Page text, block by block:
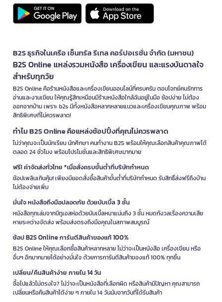
B2S ธุรกิจในเครือ เซ็นทรัล รีเทล คอร์ปอเรชั่น จำกัด (มหาชน)
B2S Online แหล่งรวมหนังสือ เครื่องเขียน และแรงบันดาลใจ
สำหรับทุกวัย
B2S Online คือร้านหนังสือและเครื่องเขียนออนไลน์ที่ครบครัน ตอบโจทย์คนรักการ
อ่านและงานเขียน ให้คุณรู้สึกเหมือนมีร้านหนังสือใกล้ฉันอยู่ในมือ ช้อปง่าย ไม่ต้อง
ออกจากบ้าน เพราะ b2s มีทั้งหนังสือหลากหลายแนวและเครื่องเขียนคุณภาพ พร้อม
สิทธิพิเศษที่ไม่ควรพลาด!
ทำไม B2S Online คือแหล่งช้อปปิ้งที่คุณไม่ควรพลาด
ไม่ว่าคุณจะเป็นนักเรียน นักศึกษา คนทำงาน B2S พร้อมให้คุณเลือกสินค้าคุณภาพได้
ตลอด 24 ชั่วโมง พร้อมโปรโมชั่นและสิทธิพิเศษมากมาย
ฟรี! ค่าจัดส่งทั่วไทย *เมื่อสั่งครบขั้นต่ำที่บริษัทกำหนด
ช้อปเพลินเกินคุ้ม! เพียงมียอดสั่งซื้อสินค้าขั้นต่ำที่บริษัทกำหนด รับสิทธิ์ส่งฟรีถึงบ้าน
ไม่ต้องจ่ายเพิ่ม
มั่นใจ หนังสือถึงมือปลอดภัย ด้วยบับเบิ้ล 3 ชั้น
หนังสือทุกเล่มจากบีทูเอสห่อด้วยบับเบิ้ลหนาแน่นถึง 3 ชั้น หมดกังวลเรื่องความเสีย
หายระหว่างจัดส่ง พร้อมส่งตรงถึงมือคุณในสภาพสมบูรณ์
ช้อป B2S Online การันตีสินค้าของแท้ 100%
B2S Online ให้คุณเลือกซื้อสินค้าหลากหลาย ไม่ว่าจะเป็นหนังสือ เครื่องเขียน หรือ
อื่นๆ อีกมากมายได้อย่างมั่นใจ ด้วยการการันตีสินค้าของแท้ 100% ทุกชิ้น
เปลี่ยน/คืนสินค้าง่าย ภายใน 14 วัน
ซื้อไปแล้วไม่ตรงใจ? ไม่ว่าจะเป็นหนังสือที่เลือกผิด หรือสินค้ามีปัญหา คุณสามารถ
เปลี่ยนหรือคืนสินค้าได้ง่าย ๆ ภายใน 14 วันนับจากวันที่ได้รับสินค้า